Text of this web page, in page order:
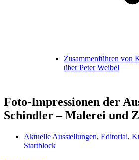
Zusammenführen von
über Peter Weibel
Foto-Impressionen der
Schindler – Malerei und
Aktuelle Ausstellungen, Editorial,
Startblock